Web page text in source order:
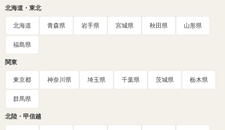
北海道・東北
北海道 青森県 岩手県 宮城県 秋田県 山形県
福島県
関東
東京都 神奈川県 埼玉県 千葉県 茨城県 栃木県
群馬県
北陸・甲信越